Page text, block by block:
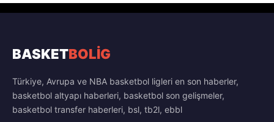
BASKETBOLİG
Türkiye, Avrupa ve NBA basketbol ligleri en son haberler,
basketbol altyapı haberleri, basketbol son gelişmeler,
basketbol transfer haberleri, bsl, tb2l, ebbl